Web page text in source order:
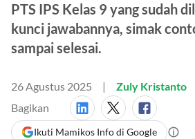
PTS IPS Kelas 9 yang sudah
kunci jawabannya, simak
sampai selesai.
26 Agustus 2025
Zuly Kristanto
Bagikan
Ikuti Mamikos Info di Google